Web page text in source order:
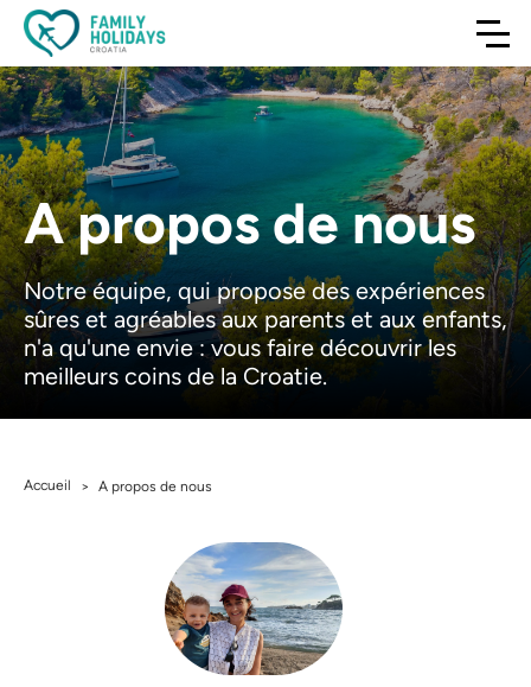
A propos de nous
Notre équipe, qui propose des expériences
sûres et agréables aux parents et aux enfants,
n'a qu'une envie : vous faire découvrir les
meilleurs coins de la Croatie.
Accueil > A propos de nous